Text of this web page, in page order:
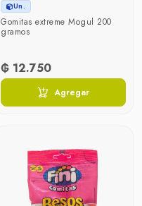
Un.
Gomitas extreme Mogul 200
gramos
₲ 12.750
Agregar